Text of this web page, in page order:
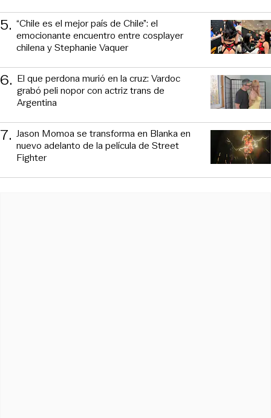
5. “Chile es el mejor país de Chile”: el
emocionante encuentro entre cosplayer
chilena y Stephanie Vaquer
6. El que perdona murió en la cruz: Vardoc
grabó peli nopor con actriz trans de
Argentina
7. Jason Momoa se transforma en Blanka en
nuevo adelanto de la película de Street
Fighter